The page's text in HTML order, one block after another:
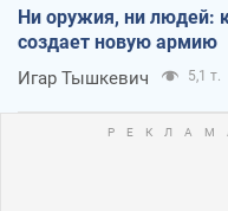
Ни оружия, ни людей:
создает новую армию
Игар Тышкевич 5,1 т.